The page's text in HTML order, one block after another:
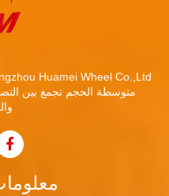
متوسطة الحجم تجمع بين